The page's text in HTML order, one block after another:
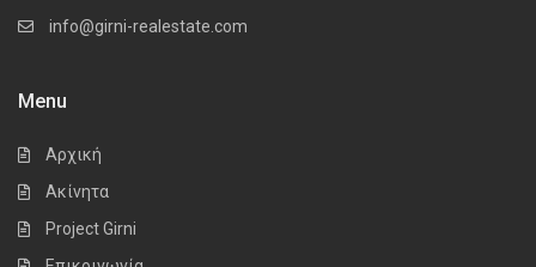
info@girni-realestate.com
Menu
Αρχική
Ακίνητα
Project Girni